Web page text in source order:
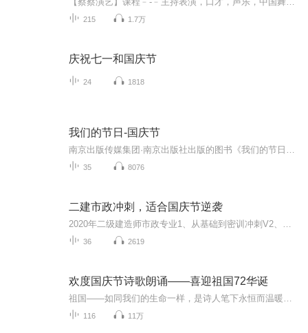
215 1.7万
庆祝七一和国庆节
24 1818
我们的节日-国庆节
35 8076
二建市政冲刺，适合国庆节逆袭
36 2619
欢度国庆节诗歌朗诵——喜迎祖国72华诞
116 11万